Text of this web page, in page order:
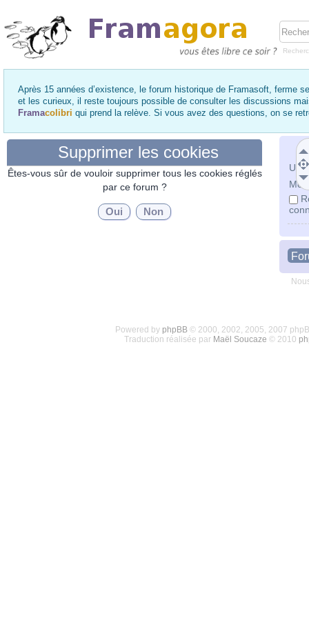
Après 15 années d’existence, le forum historique de Framasoft, ferme
et les curieux, il reste toujours possible de consulter les discussions
Framacolibri qui prend la relève. Si vous avez des questions, on se
Mot
Supprimer les cookies
Êtes-vous sûr de vouloir supprimer tous les cookies réglés
par ce forum ?
Powered by phpBB© 2000, 2002, 2005, 2007
Traduction réalisée par Maël Soucaze © 2010